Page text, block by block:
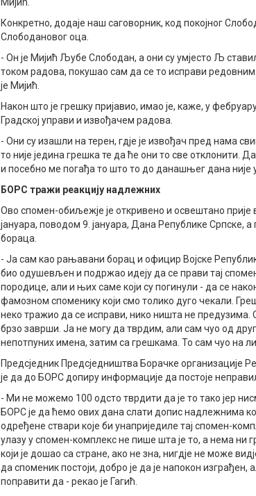
Мијић.
Конкретно, додаје наш саговорник, код покојног
Слободановог оца.
- Он је Мијић Љубе Слободан, а они су умјесто Љ
током радова, покушао сам да се то исправи
је Мијић.
Након што је грешку пријавио, имао је, каже, у
Градској управи и извођачем радова.
- Они су изашли на терен, гдје је извођач пред нама
то није једина грешка те да ће они то све отклонити.
и посебно ме погађа то што то до данашњег дана није
БОРС тражи реакцију надлежних
Ово спомен-обиљежје је откривено и освештано прије
јануара, поводом 9. јануара, Дана Републике Српске, а
бораца.
- Ја сам као рањавани борац и официр Војске
био одушевљен и подржао идеју да се прави тај
породице, али и њих саме који су погинули - да се
фамозном споменику који смо толико дуго чекали.
неко тражио да се исправи, нико ништа не предузима.
брзо заврши. Ја не могу да тврдим, али сам чуо од
непотпуних имена, затим са грешкама. То сам чуо на
Предсједник Предсједништва Борачке организације
је да до БОРС допиру информације да постоје
- Ми не можемо 100 одсто тврдити да је то тако јер
БОРС је да ћемо ових дана слати допис надлежнима
одређене ствари које би унаприједиле тај спомен-
улазу у спомен-комплекс не пише шта је то, а нема ни
који је дошао са стране, ако не зна, нигдје не може
да споменик постоји, добро је да је напокон
поправити да - рекао је Гагић.